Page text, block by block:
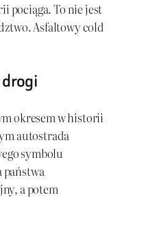
pociąga. To nie jest
Asfaltowy cold
drogi
okresem w historii
autostrada
symbolu
państwa
a potem